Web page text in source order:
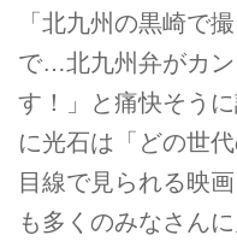
「北九州の黒崎で
で…北九州弁がカ
す！」と痛快そう
に光石は「どの世
目線で見られる映
も多くのみなさん